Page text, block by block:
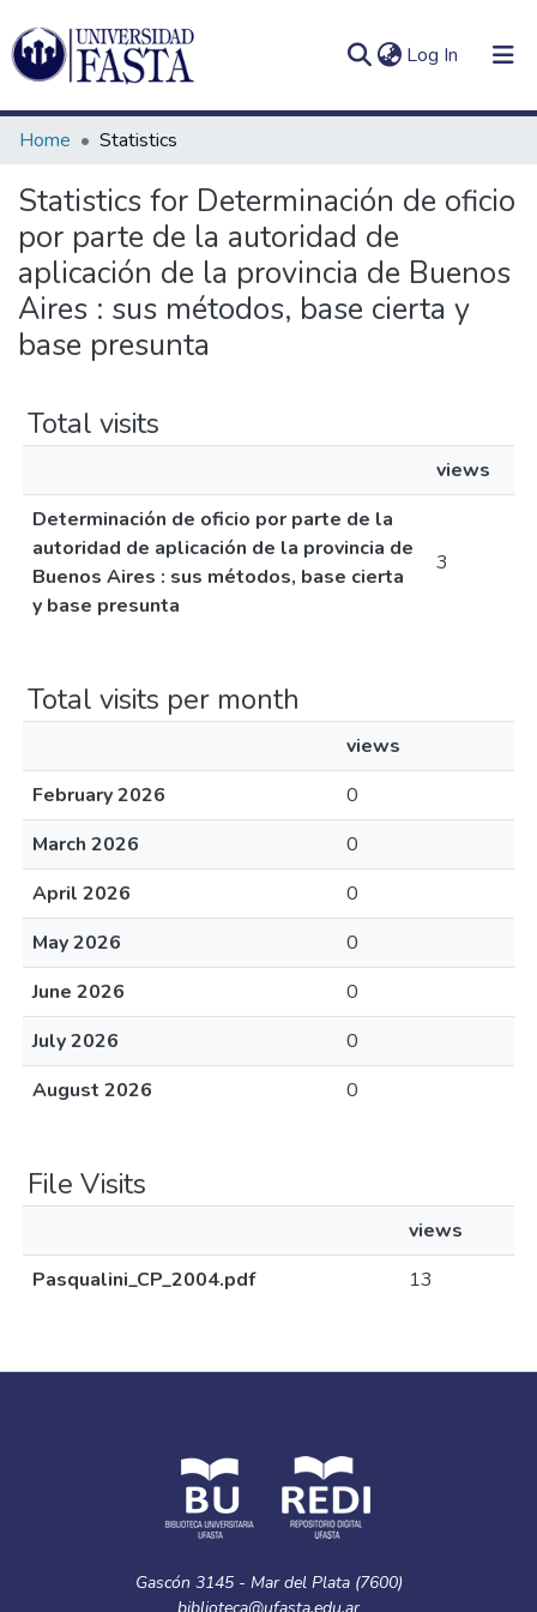
Log In (current)
Communities
&
Collections
All of DSpace
Log
In (current)
Home Statistics
Statistics for Determinación de oficio
por parte de la autoridad de
aplicación de la provincia de Buenos
Aires : sus métodos, base cierta y
base presunta
Total visits
views
Determinación de oficio por parte de la
autoridad de aplicación de la provincia de
Buenos Aires : sus métodos, base cierta
y base presunta
3
Total visits per month
views
February 2026
0
March 2026
0
April 2026
0
May 2026
0
June 2026
0
July 2026
0
August 2026
0
File Visits
views
Pasqualini_CP_2004.pdf
13
Gascón 3145 - Mar del Plata (7600)